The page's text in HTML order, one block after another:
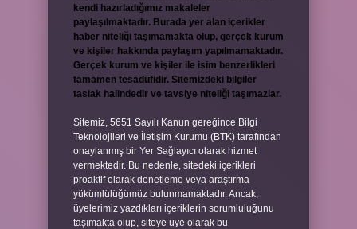
kendi hazırladığımız makaleler
paylaşılmaktadır. Burada yer alan içerikler
haber niteliği taşımamakta olup, gerçek kurum
ve kişiler hakkında paylaşım yapılmamaktadır.
Gerçek kurum ve kişiler ile isim benzerlikleri
tamamen tesadüfidir. Sitemizdeki bilgiler
taslak halindedir ve tavsiye niteliği taşımazlar.
Sitemiz, 5651 Sayılı Kanun gereğince Bilgi
Teknolojileri ve İletişim Kurumu (BTK) tarafından
onaylanmış bir Yer Sağlayıcı olarak hizmet
vermektedir. Bu nedenle, sitedeki içerikleri
proaktif olarak denetleme veya araştırma
yükümlülüğümüz bulunmamaktadır. Ancak,
üyelerimiz yazdıkları içeriklerin sorumluluğunu
taşımakta olup, siteye üye olarak bu